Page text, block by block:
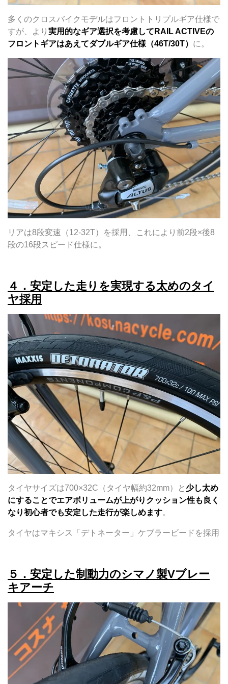
多くのクロスバイクモデルはフロントトリプルギア仕様で
すが、より 実用的なギア選択を考慮してRAIL ACTIVEの
フロントギアはあえてダブルギア仕様（46T/30T） に。
リアは8段変速（12-32T）を採用、これにより前2段×後8
段の16段スピード仕様に。
４．安定した走りを実現する太めのタイ
ヤ採用
タイヤサイズは700×32C（タイヤ幅約32mm）と 少し太め
にすることでエアボリュームが上がりクッション性も良く
なり初心者でも安定した走行が楽しめます。
タイヤはマキシス「デトネーター」ケブラービードを採用
５．安定した制動力のシマノ製Vブレー
キアーチ